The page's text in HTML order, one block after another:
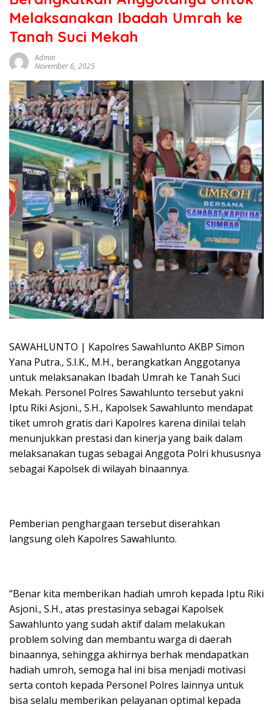
sumbar
tv
live
Melaksanakan Ibadah Umrah ke
Tanah Suci Mekah
Admin
November 6, 2025
SAWAHLUNTO | Kapolres Sawahlunto AKBP Simon
Yana Putra., S.I.K., M.H., berangkatkan Anggotanya
untuk melaksanakan Ibadah Umrah ke Tanah Suci
Mekah. Personel Polres Sawahlunto tersebut yakni
Iptu Riki Asjoni., S.H., Kapolsek Sawahlunto mendapat
tiket umroh gratis dari Kapolres karena dinilai telah
menunjukkan prestasi dan kinerja yang baik dalam
melaksanakan tugas sebagai Anggota Polri khususnya
sebagai Kapolsek di wilayah binaannya.
Pemberian penghargaan tersebut diserahkan
langsung oleh Kapolres Sawahlunto.
“Benar kita memberikan hadiah umroh kepada Iptu Riki
Asjoni., S.H., atas prestasinya sebagai Kapolsek
Sawahlunto yang sudah aktif dalam melakukan
problem solving dan membantu warga di daerah
binaannya, sehingga akhirnya berhak mendapatkan
hadiah umroh, semoga hal ini bisa menjadi motivasi
serta contoh kepada Personel Polres lainnya untuk
bisa selalu memberikan pelayanan optimal kepada